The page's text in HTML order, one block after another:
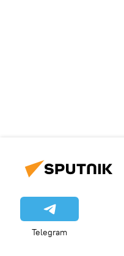
Telegram